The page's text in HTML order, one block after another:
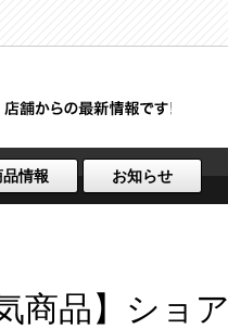
品情報 お知らせ
商品】ショ